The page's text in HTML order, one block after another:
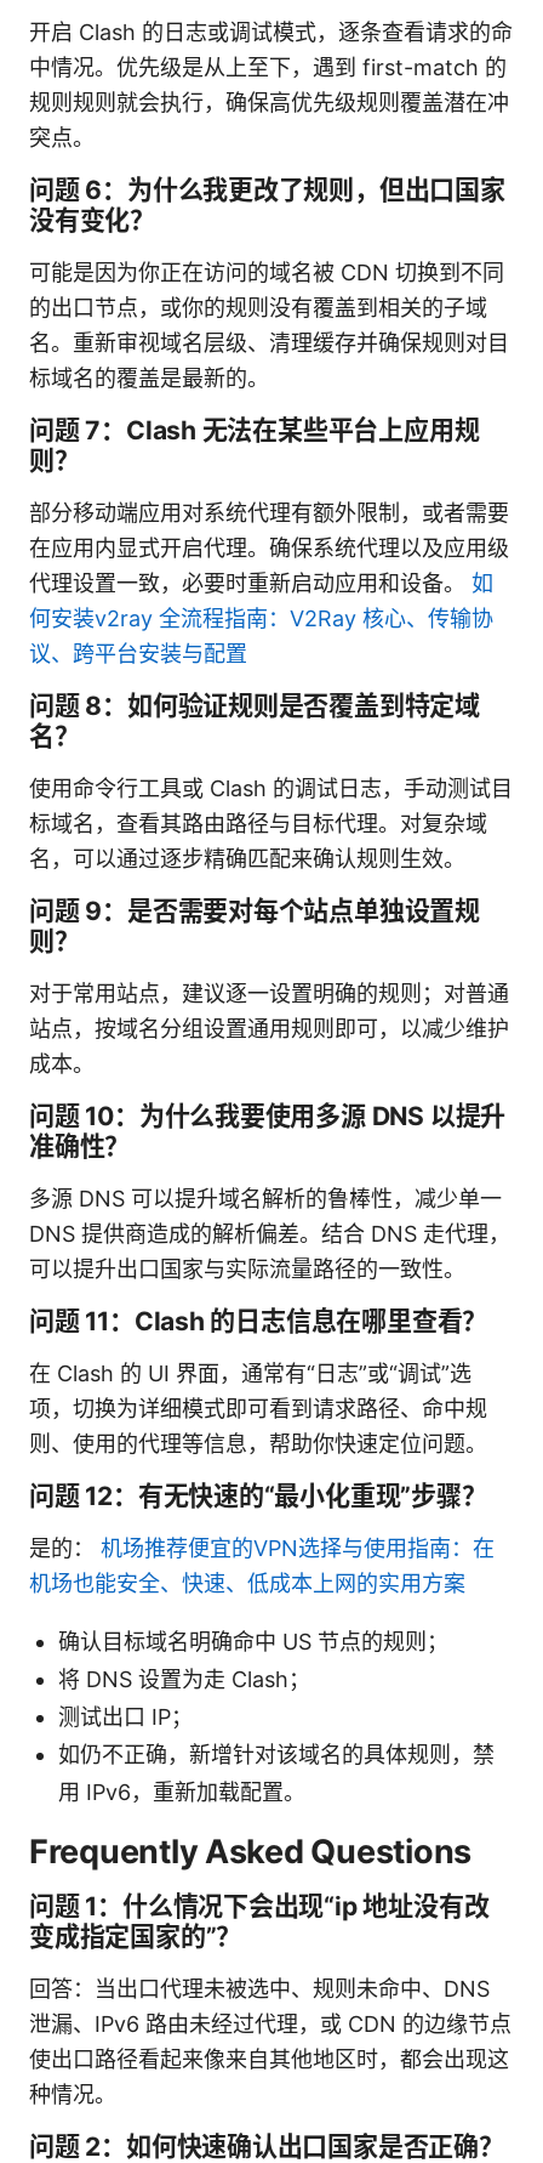
开启 Clash 的日志或调试模式，逐条查看请求的命
中情况。优先级是从上至下，遇到 first-match 的
规则规则就会执行，确保高优先级规则覆盖潜在冲
突点。
问题 6：为什么我更改了规则，但出口国家
没有变化？
可能是因为你正在访问的域名被 CDN 切换到不同
的出口节点，或你的规则没有覆盖到相关的子域
名。重新审视域名层级、清理缓存并确保规则对目
标域名的覆盖是最新的。
问题 7：Clash 无法在某些平台上应用规
则？
部分移动端应用对系统代理有额外限制，或者需要
在应用内显式开启代理。确保系统代理以及应用级
代理设置一致，必要时重新启动应用和设备。 如
何安装v2ray 全流程指南：V2Ray 核心、传输协
议、跨平台安装与配置
问题 8：如何验证规则是否覆盖到特定域
名？
使用命令行工具或 Clash 的调试日志，手动测试目
标域名，查看其路由路径与目标代理。对复杂域
名，可以通过逐步精确匹配来确认规则生效。
问题 9：是否需要对每个站点单独设置规
则？
对于常用站点，建议逐一设置明确的规则；对普通
站点，按域名分组设置通用规则即可，以减少维护
成本。
问题 10：为什么我要使用多源 DNS 以提升
准确性？
多源 DNS 可以提升域名解析的鲁棒性，减少单一
DNS 提供商造成的解析偏差。结合 DNS 走代理，
可以提升出口国家与实际流量路径的一致性。
问题 11：Clash 的日志信息在哪里查看？
在 Clash 的 UI 界面，通常有“日志”或“调试”选
项，切换为详细模式即可看到请求路径、命中规
则、使用的代理等信息，帮助你快速定位问题。
问题 12：有无快速的“最小化重现”步骤？
是的： 机场推荐便宜的VPN选择与使用指南：在
机场也能安全、快速、低成本上网的实用方案
确认目标域名明确命中 US 节点的规则；
将 DNS 设置为走 Clash；
测试出口 IP；
如仍不正确，新增针对该域名的具体规则，禁
用 IPv6，重新加载配置。
Frequently Asked Questions
问题 1：什么情况下会出现“ip 地址没有改
变成指定国家的”？
回答：当出口代理未被选中、规则未命中、DNS
泄漏、IPv6 路由未经过代理，或 CDN 的边缘节点
使出口路径看起来像来自其他地区时，都会出现这
种情况。
问题 2：如何快速确认出口国家是否正确？